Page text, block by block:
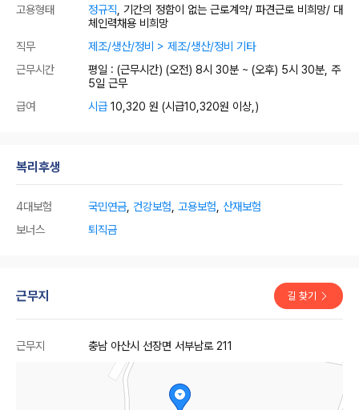
고용형태 정규직 , 기간의 정함이 없는 근로계약/ 파견근로 비희망/ 대
체인력채용 비희망
직무
제조/생산/정비 > 제조/생산/정비 기타
근무시간
평일 : (근무시간) (오전) 8시 30분 ~ (오후) 5시 30분, 주
5일 근무
급여
시급 10,320 원 (시급10,320원 이상,)
복리후생
4대보험 국민연금 건강보험 고용보험 산재보험
보너스
퇴직금
근무지 길 찾기
근무지 충남 아산시 선장면 서부남로 211